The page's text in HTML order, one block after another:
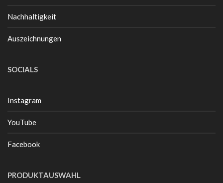
Nachhaltigkeit
Auszeichnungen
SOCIALS
Instagram
YouTube
Facebook
PRODUKTAUSWAHL